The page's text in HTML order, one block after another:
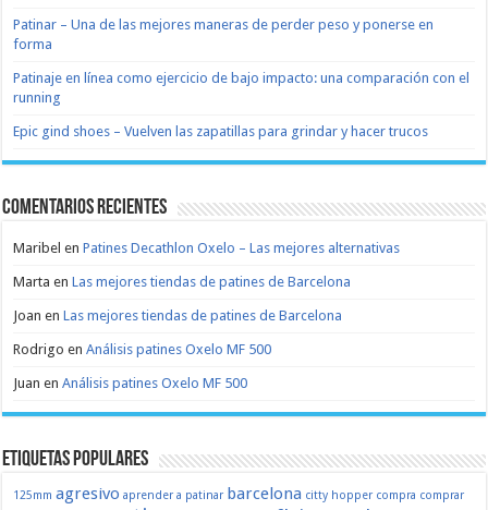
Patinar – Una de las mejores maneras de perder peso y ponerse en
forma
Patinaje en línea como ejercicio de bajo impacto: una comparación con el
running
Epic gind shoes – Vuelven las zapatillas para grindar y hacer trucos
Comentarios recientes
Maribel enPatines Decathlon Oxelo – Las mejores alternativas
Marta enLas mejores tiendas de patines de Barcelona
Joan enLas mejores tiendas de patines de Barcelona
Rodrigo enAnálisis patines Oxelo MF 500
Juan enAnálisis patines Oxelo MF 500
Etiquetas populares
125mm agresivo aprender a patinar barcelona citty hopper compra comprar